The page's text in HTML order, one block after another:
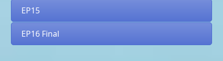
EP15
EP16 Final